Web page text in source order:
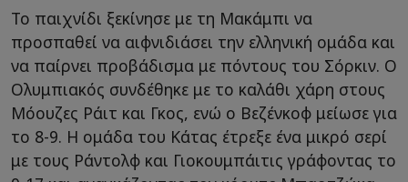
Το παιχνίδι ξεκίνησε με τη Μακάμπι να
προσπαθεί να αιφνιδιάσει την ελληνική ομάδα και
να παίρνει προβάδισμα με πόντους του Σόρκιν. Ο
Ολυμπιακός συνδέθηκε με το καλάθι χάρη στους
Μόουζες Ράιτ και Γκος, ενώ ο Βεζένκοφ μείωσε για
το 8-9. Η ομάδα του Κάτας έτρεξε ένα μικρό σερί
με τους Ράντολφ και Γιοκουμπάιτις γράφοντας το